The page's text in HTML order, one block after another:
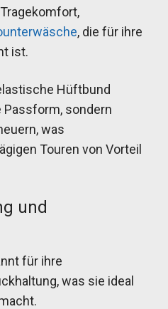
, die für ihre
ist.
Hüftbund
sondern
was
Touren von Vorteil
und
für ihre
was sie ideal